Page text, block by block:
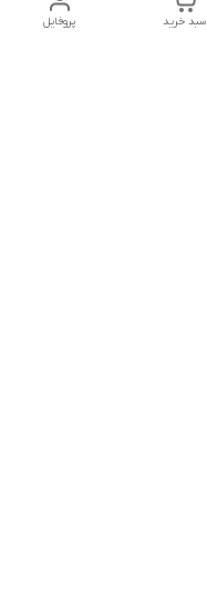
پروفایل سبد خرید